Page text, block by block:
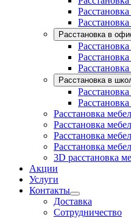
Расстановка в
Расстановка в
Расстановка
Расстановка
Расстановка
Расстановка
3D расстановка
Акции
Услуги
Контакты
Доставка
Сотрудничество